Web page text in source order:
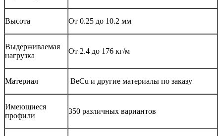
Высота От 0.25 до 10.2 мм
Выдерживаемая
нагрузка
От 2.4 до 176 кг/м
Материал BeCu и другие материалы по заказу
Имеющиеся
профили
350 различных вариантов